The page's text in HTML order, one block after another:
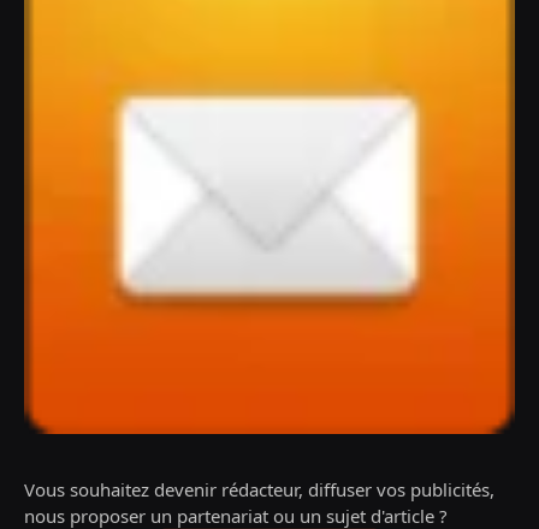
Vous souhaitez devenir rédacteur, diffuser vos publicités,
nous proposer un partenariat ou un sujet d'article ?